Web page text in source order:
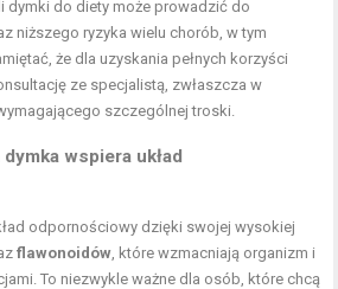
dymki do diety może prowadzić do
niższego ryzyka wielu chorób, w tym
że dla uzyskania pełnych korzyści
ze specjalistą, zwłaszcza w
szczególnej troski.
wspiera układ
odpornościowy dzięki swojej wysokiej
flawonoidów , które wzmacniają organizm i
To niezwykle ważne dla osób, które chcą